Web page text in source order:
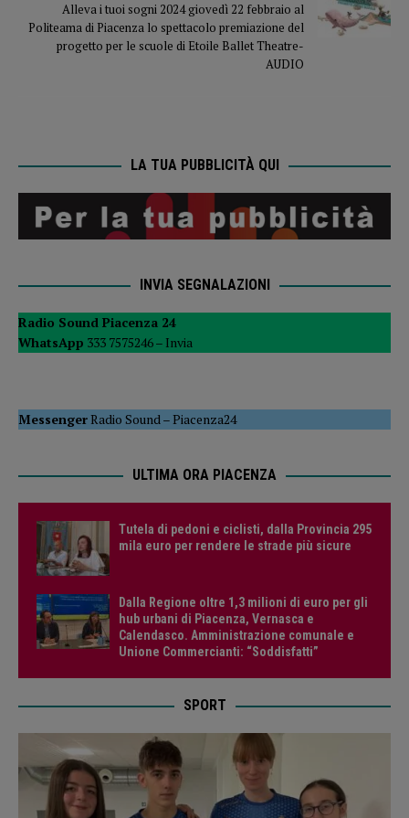
Alleva i tuoi sogni 2024 giovedì 22 febbraio al
Politeama di Piacenza lo spettacolo premiazione del
progetto per le scuole di Etoile Ballet Theatre-
AUDIO
LA TUA PUBBLICITÀ QUI
INVIA SEGNALAZIONI
Radio Sound Piacenza 24
WhatsApp 333 7575246 – Invia
MessengerRadio Sound–Piacenza24
ULTIMA ORA PIACENZA
Tutela di pedoni e ciclisti, dalla Provincia 295
mila euro per rendere le strade più sicure
Dalla Regione oltre 1,3 milioni di euro per gli
hub urbani di Piacenza, Vernasca e
Calendasco. Amministrazione comunale e
Unione Commercianti: “Soddisfatti”
SPORT